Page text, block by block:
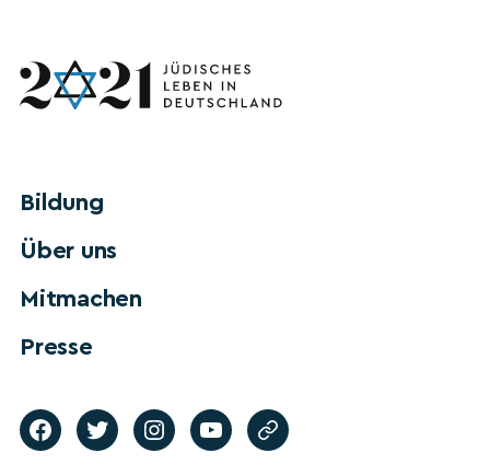
Bildung
Über uns
Mitmachen
Presse